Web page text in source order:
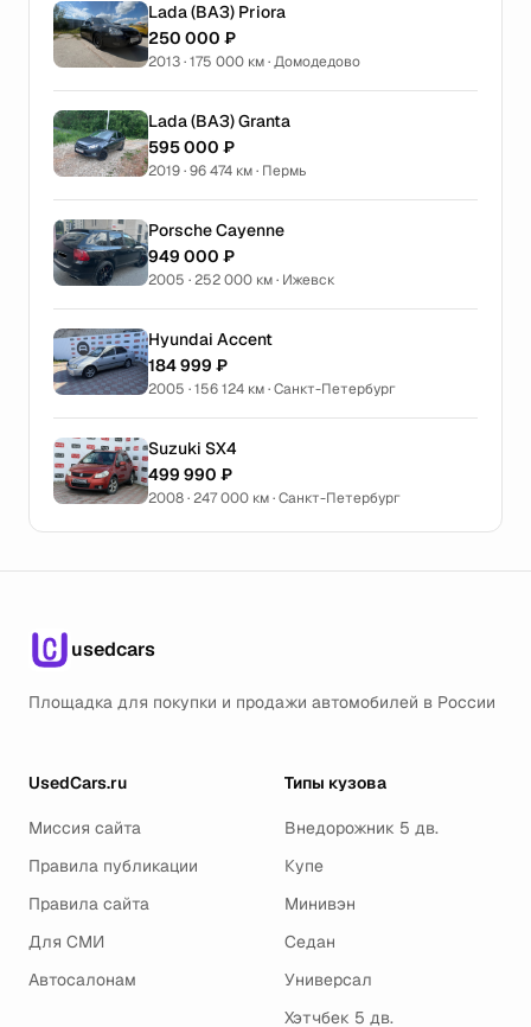
Lada (ВАЗ) Priora
250 000 ₽
2013 · 175 000 км · Домодедово
Lada (ВАЗ) Granta
595 000 ₽
2019 · 96 474 км · Пермь
Porsche Cayenne
949 000 ₽
2005 · 252 000 км · Ижевск
Hyundai Accent
184 999 ₽
2005 · 156 124 км · Санкт-Петербург
Suzuki SX4
499 990 ₽
2008 · 247 000 км · Санкт-Петербург
usedcars
Площадка для покупки и продажи автомобилей в России
UsedCars.ru
Миссия сайта
Правила публикации
Правила сайта
Для СМИ
Автосалонам
Типы кузова
Внедорожник 5 дв.
Купе
Минивэн
Седан
Универсал
Хэтчбек 5 дв.